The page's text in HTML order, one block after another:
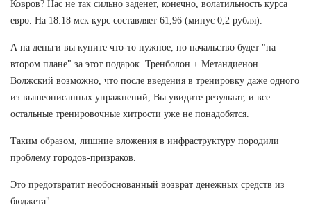
Ковров? Нас не так сильно заденет, конечно, волатильность курса
евро. На 18:18 мск курс составляет 61,96 (минус 0,2 рубля).
А на деньги вы купите что-то нужное, но начальство будет "на
втором плане" за этот подарок. Тренболон + Метандиенон
Волжский возможно, что после введения в тренировку даже одного
из вышеописанных упражнений, Вы увидите результат, и все
остальные тренировочные хитрости уже не понадобятся.
Таким образом, лишние вложения в инфраструктуру породили
проблему городов-призраков.
Это предотвратит необоснованный возврат денежных средств из
бюджета".